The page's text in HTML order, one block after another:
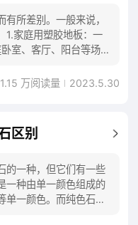
所差别。一般来说，
1.家庭用塑胶地板：一
室、客厅、阳台等场
1.15 万阅读量 2023.5.30
区别
的一种，但它们有一些
一种由单一颜色组成的
单一颜色。而纯色石英